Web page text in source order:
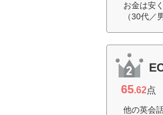
お金は安
（30代／
65.62点
他の英会